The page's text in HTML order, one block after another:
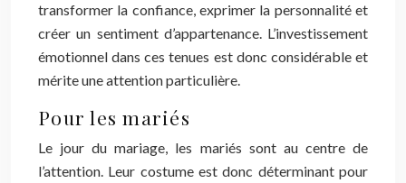
transformer la confiance, exprimer la personnalité et
créer un sentiment d’appartenance. L’investissement
émotionnel dans ces tenues est donc considérable et
mérite une attention particulière.
Pour les mariés
Le jour du mariage, les mariés sont au centre de
l’attention. Leur costume est donc déterminant pour